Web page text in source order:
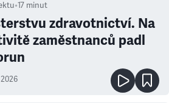
•17 minut
zdravotnictví. Na
zaměstnanců padl